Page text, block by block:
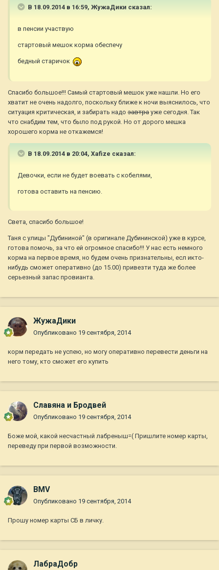
В 18.09.2014 в 16:59, ЖужаДики сказал:
в пенсии участвую
стартовый мешок корма обеспечу
бедный старичок
Спасибо большое!!! Самый стартовый мешок уже нашли. Но его
хватит не очень надолго, поскольку ближе к ночи выяснилось, что
ситуация критическая, и забирать надо завтра уже сегодня. Так
что снабдим тем, что было под рукой. Но от дорого мешка
хорошего корма не откажемся!
В 18.09.2014 в 20:04, Xafize сказал:
Девочки, если не будет воевать с кобелями,
готова оставить на пенсию.
Света, спасибо большое!
Таня с улицы "Дубининой" (в оригинале Дубининской) уже в курсе,
готова помочь, за что ей огромное спасибо!!! У нас есть немного
корма на первое время, но будем очень признательны, есл икто-
нибудь сможет оперативно (до 15.00) привезти туда же более
серьезный запас провианта.
ЖужаДики
Опубликовано 19 сентября, 2014
корм передать не успею, но могу оперативно перевести деньги на
него тому, кто сможет его купить
Славяна и Бродвей
Опубликовано 19 сентября, 2014
Боже мой, какой несчастный лабреныш=( Пришлите номер карты,
переведу при первой возможности.
BMV
Опубликовано 19 сентября, 2014
Прошу номер карты СБ в личку.
ЛабраДобр